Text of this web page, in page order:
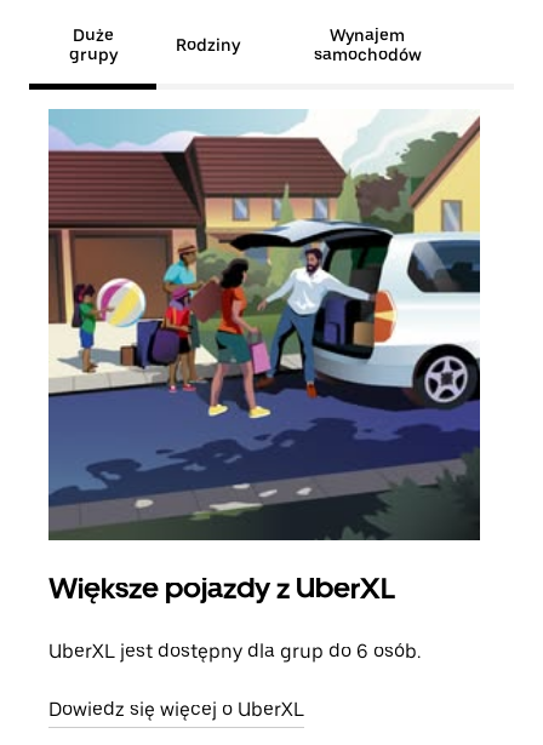
Duże
grupy
Rodziny
Wynajem
samochodów
Większe pojazdy z UberXL
UberXL jest dostępny dla grup do 6 osób.
Dowiedz się więcej o UberXL